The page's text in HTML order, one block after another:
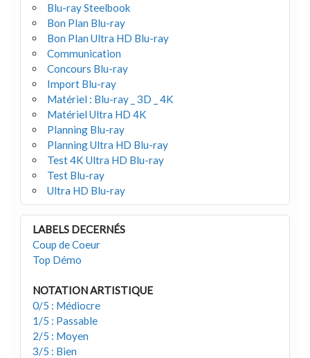
Blu-ray Steelbook
Bon Plan Blu-ray
Bon Plan Ultra HD Blu-ray
Communication
Concours Blu-ray
Import Blu-ray
Matériel : Blu-ray _ 3D _ 4K
Matériel Ultra HD 4K
Planning Blu-ray
Planning Ultra HD Blu-ray
Test 4K Ultra HD Blu-ray
Test Blu-ray
Ultra HD Blu-ray
LABELS DECERNÉS
Coup de Coeur
Top Démo
NOTATION ARTISTIQUE
0/5 : Médiocre
1/5 : Passable
2/5 : Moyen
3/5 : Bien